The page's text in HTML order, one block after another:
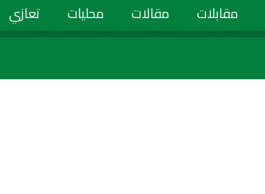
مقابلات مقالات محليات
تعازي